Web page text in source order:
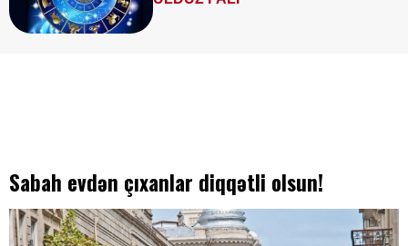
Sabah evdən çıxanlar diqqətli olsun!